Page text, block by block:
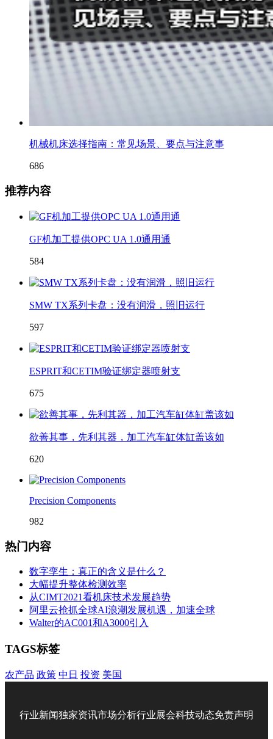
机械机床选择指南：常见场景、要点与注意事
686
推荐内容
GF机加工提供OPC UA 1.0通用通
584
SMW TX系列卡盘：没有润滑，照旧运行
597
ESPRIT和CETIM验证绑定器喷射支
675
欲善其事，先利其器，加工汽车缸体缸盖该如
620
Precision Components
982
热门内容
数字孪生：真正的含义是什么？
大幅提升整体检测效率
从CIMT2021看机床技术发展趋势
阿里云抢抓全球AI浪潮发展机遇，加速全球
Walter的AC001和A3000引入
TAGS标签
农产品 政策 中日 投资 美国
行业新闻独家资讯市场分析行业展会科技动态免责声明